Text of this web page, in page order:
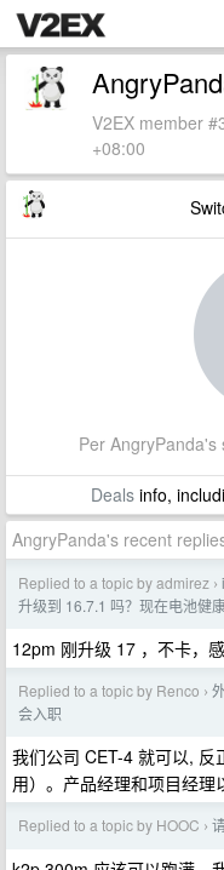
V2EX member
+08:00
Per
Dealsinfo,
AngryPanda's recent
Replied to a topic by admirez ›
升级到 16.7.1 吗？现在电池健
12pm 刚升级 17 ，不卡，
Replied to a topic by Renco ›
会入职
我们公司 CET-4 就可以,
用）。产品经理和项目经理
Replied to a topic by HOOC ›